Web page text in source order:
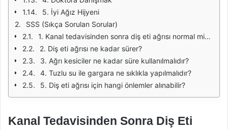
5. İyi Ağız Hijyeni
SSS (Sıkça Sorulan Sorular)
1. Kanal tedavisinden sonra diş eti ağrısı normal midir?
2. Diş eti ağrısı ne kadar sürer?
3. Ağrı kesiciler ne kadar süre kullanılmalıdır?
4. Tuzlu su ile gargara ne sıklıkla yapılmalıdır?
5. Diş eti ağrısı için hangi önlemler alınabilir?
Kanal Tedavisinden Sonra Diş Eti